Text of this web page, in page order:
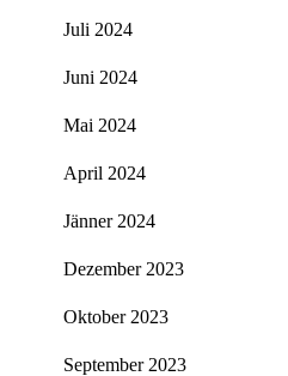
Juli 2024
Juni 2024
Mai 2024
April 2024
Jänner 2024
Dezember 2023
Oktober 2023
September 2023